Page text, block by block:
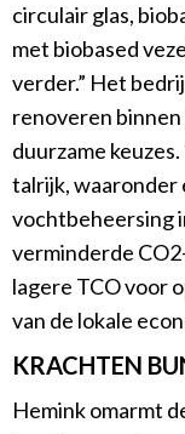
circulair glas,
met biobased
verder.” Het
renoveren
duurzame
talrijk,
vochtbeheersing
verminderde
lagere TCO voor
van de lokale
KRACHTEN
Hemink omarmt